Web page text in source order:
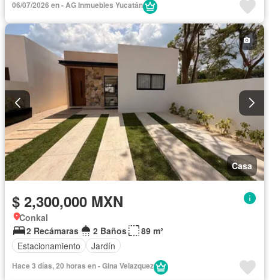
06/07/2026 en - AG Inmuebles Yucatán
Casa
$ 2,300,000 MXN
Conkal
2 Recámaras
2 Baños
89 m²
Estacionamiento
Jardín
Hace 3 días, 20 horas en - Gina Velazquez